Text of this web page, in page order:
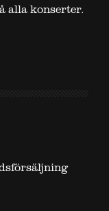
alla konserter.